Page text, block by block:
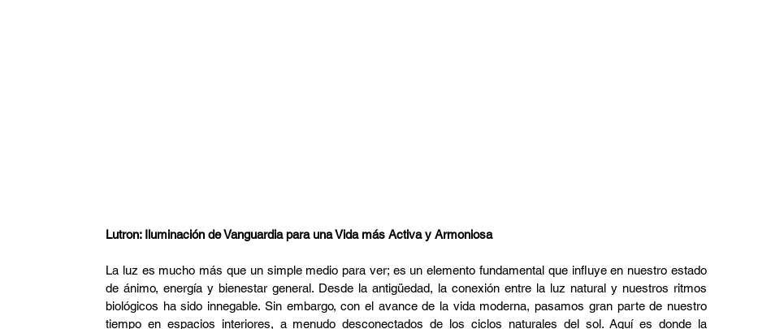
Lutron: Iluminación de Vanguardia para una Vida más Activa y Armoniosa
La luz es mucho más que un simple medio para ver; es un elemento fundamental que influye en nuestro estado
de ánimo, energía y bienestar general. Desde la antigüedad, la conexión entre la luz natural y nuestros ritmos
biológicos ha sido innegable. Sin embargo, con el avance de la vida moderna, pasamos gran parte de nuestro